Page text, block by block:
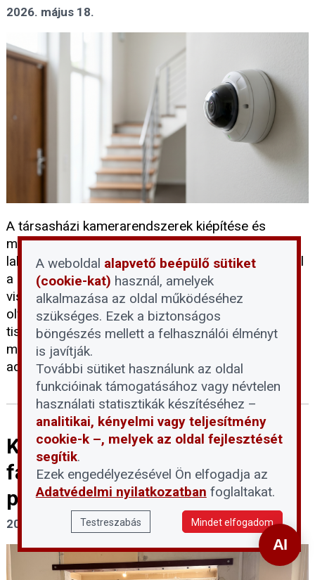
2026. május 18.
A társasházi kamerarendszerek kiépítése és
működtetése szigorú szabályozáshoz kötött. A
lakóközösségek gyakran szembesülnek tévhitekkel
a kamerák elhelyezhetőségét, illetve a felvételek
visszanézésének jogosultságát illetően. Az alábbi
olvasói kérdésre adott szakmai állásfoglalás
tisztázza a jogszerű telepítés feltételeit, a
megfigyelhető területek határait, valamint az
adatkezelésre vonatkozó kötelezettségeket.
Közveszéllyel fenyegető
falátvágás történt egy
panelházban
2026. május 15.
A weboldal alapvető beépülő sütiket
(cookie-kat) használ, amelyek
alkalmazása az oldal működéséhez
szükséges. Ezek a biztonságos
böngészés mellett a felhasználói élményt
is javítják.
További sütiket használunk az oldal
funkcióinak támogatásához vagy névtelen
használati statisztikák készítéséhez –
analitikai, kényelmi vagy teljesítmény
cookie-k –, melyek az oldal fejlesztését
segítik.
Ezek engedélyezésével Ön elfogadja az
Adatvédelmi nyilatkozatban foglaltakat.
Testreszabás Mindet elfogadom